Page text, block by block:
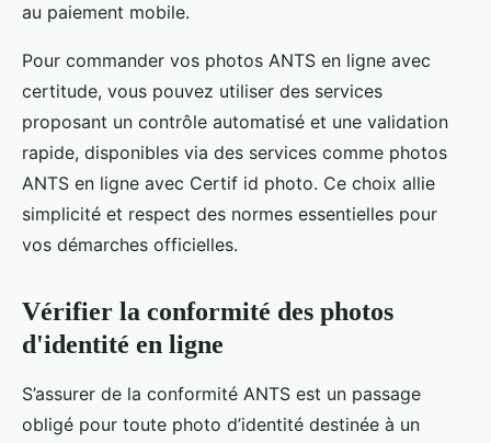
au paiement mobile.
Pour commander vos photos ANTS en ligne avec
certitude, vous pouvez utiliser des services
proposant un contrôle automatisé et une validation
rapide, disponibles via des services comme photos
ANTS en ligne avec Certif id photo. Ce choix allie
simplicité et respect des normes essentielles pour
vos démarches officielles.
Vérifier la conformité des photos
d'identité en ligne
S’assurer de la conformité ANTS est un passage
obligé pour toute photo d’identité destinée à un